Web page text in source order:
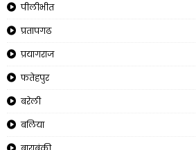
पीलीभीत
प्रतापगढ
प्रयागराज
फतेहपुर
बरेली
बलिया